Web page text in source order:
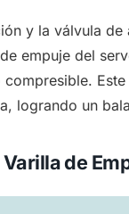
y la válvula
empuje del
logrando un
de